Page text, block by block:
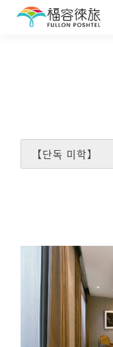
【단독 미학】